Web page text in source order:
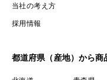
当社の考え方
採用情報
都道府県（産地）から商